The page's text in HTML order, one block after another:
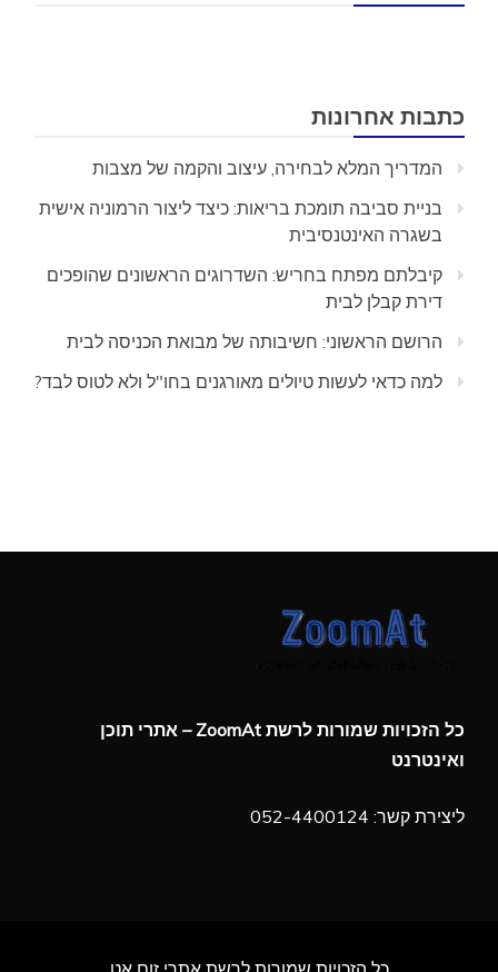
כתבות אחרונות
המדריך המלא לבחירה, עיצוב והקמה של מצבות
בניית סביבה תומכת בריאות: כיצד ליצור הרמוניה אישית
בשגרה האינטנסיבית
קיבלתם מפתח בחריש: השדרוגים הראשונים שהופכים
דירת קבלן לבית
הרושם הראשוני: חשיבותה של מבואת הכניסה לבית
למה כדאי לעשות טיולים מאורגנים בחו"ל ולא לטוס לבד?
כל הזכויות שמורות לרשת ZoomAt – אתרי תוכן
ואינטרנט
ליצירת קשר: 052-4400124